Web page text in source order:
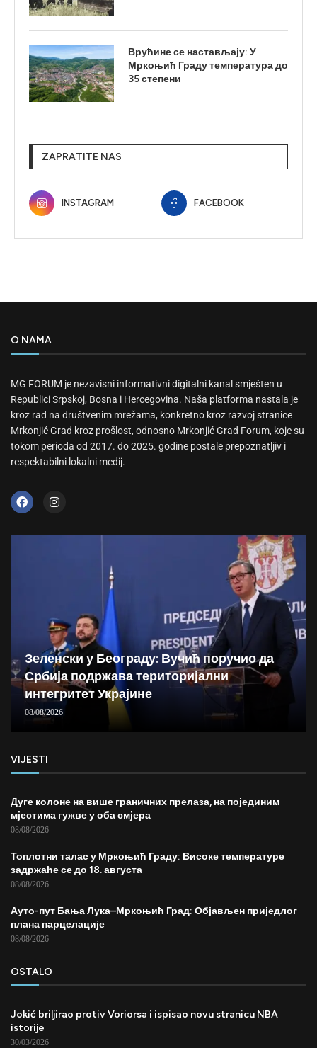
Врућине се настављају: У
Мркоњић Граду температура до
35 степени
ZAPRATITE NAS
INSTAGRAM FACEBOOK
O NAMA
MG FORUM je nezavisni informativni digitalni kanal smješten u
Republici Srpskoj, Bosna i Hercegovina. Naša platforma nastala je
kroz rad na društvenim mrežama, konkretno kroz razvoj stranice
Mrkonjić Grad kroz prošlost, odnosno Mrkonjić Grad Forum, koje su
tokom perioda od 2017. do 2025. godine postale prepoznatljiv i
respektabilni lokalni medij.
Зеленски у Београду: Вучић поручио да
Србија подржава територијални
интегритет Украјине
08/08/2026
VIJESTI
Дуге колоне на више граничних прелаза, на појединим
мјестима гужве у оба смјера
08/08/2026
Топлотни талас у Мркоњић Граду: Високе температуре
задржаће се до 18. августа
08/08/2026
Ауто-пут Бања Лука–Мркоњић Град: Објављен приједлог
плана парцелације
08/08/2026
OSTALO
Jokić briljirao protiv Voriorsa i ispisao novu stranicu NBA
istorije
30/03/2026